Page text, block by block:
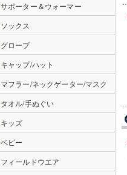
サポーター＆ウォーマー
ソックス
グローブ
キャップ/ハット
マフラー/ネックゲーター/マスク
タオル/手ぬぐい
キッズ
ベビー
フィールドウエア